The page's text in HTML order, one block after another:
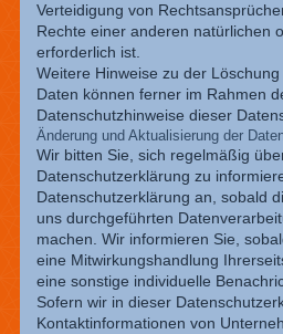
Verteidigung von
Rechte einer anderen natürlichen
erforderlich ist.
Weitere Hinweise zu der
Daten können ferner im Rahmen
Datenschutzhinweise dieser
Änderung und Aktualisierung der
Wir bitten Sie, sich regelmäßig
Datenschutzerklärung zu
Datenschutzerklärung an, sobald
uns durchgeführten
machen. Wir informieren Sie,
eine Mitwirkungshandlung
eine sonstige individuelle
Sofern wir in dieser
Kontaktinformationen von